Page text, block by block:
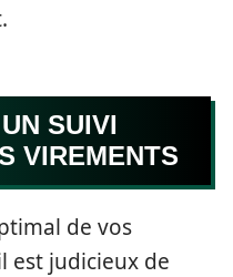
SUIVI
VIREMENTS
de vos
est judicieux de